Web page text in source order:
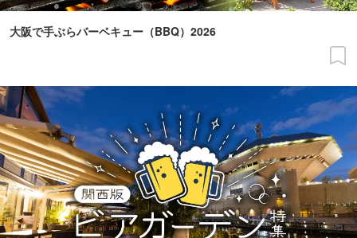
大阪で手ぶらバーベキュー（BBQ）2026